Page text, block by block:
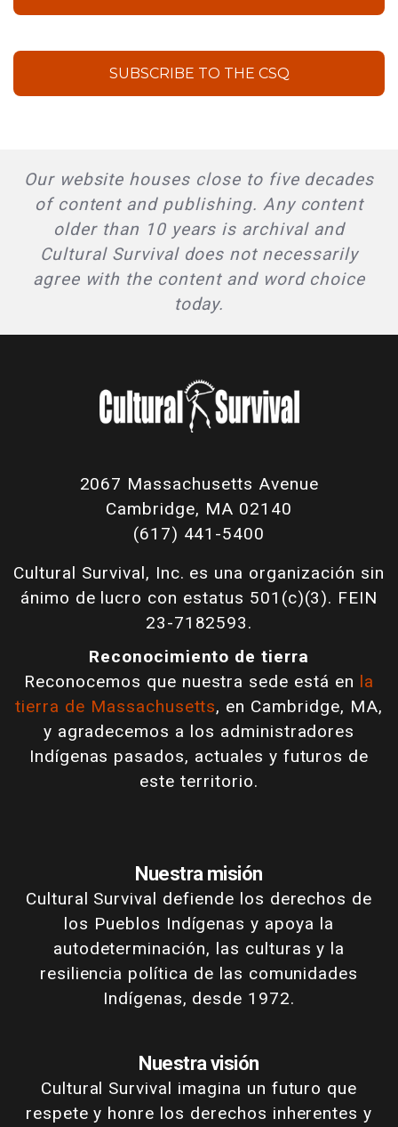
SUBSCRIBE TO THE CSQ
Our website houses close to five decades
of content and publishing. Any content
older than 10 years is archival and
Cultural Survival does not necessarily
agree with the content and word choice
today.
2067 Massachusetts Avenue
Cambridge, MA 02140
(617) 441-5400
Cultural Survival, Inc. es una organización sin
ánimo de lucro con estatus 501(c)(3). FEIN
23-7182593.
Reconocimiento de tierra
Reconocemos que nuestra sede está en la
tierra de Massachusetts, en Cambridge, MA,
y agradecemos a los administradores
Indígenas pasados, actuales y futuros de
este territorio.
Nuestra misión
Cultural Survival defiende los derechos de
los Pueblos Indígenas y apoya la
autodeterminación, las culturas y la
resiliencia política de las comunidades
Indígenas, desde 1972.
Nuestra visión
Cultural Survival imagina un futuro que
respete y honre los derechos inherentes y